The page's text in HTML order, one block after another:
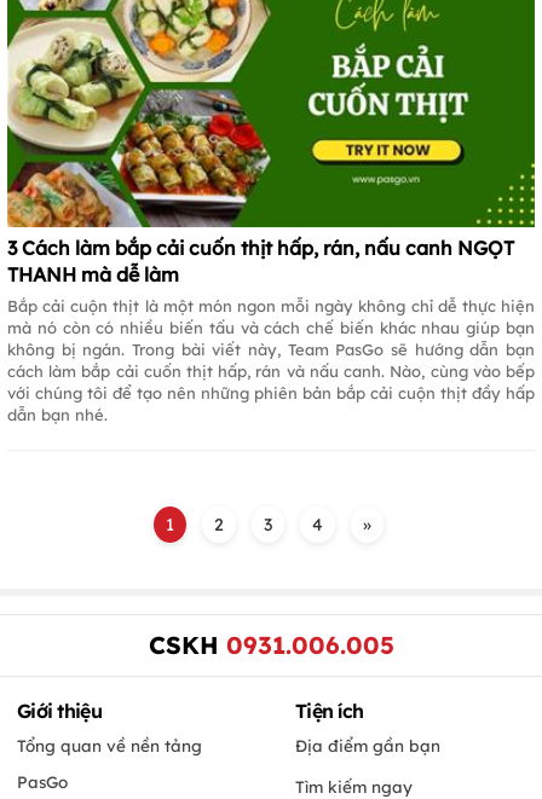
3 Cách làm bắp cải cuốn thịt hấp, rán, nấu canh NGỌT
THANH mà dễ làm
Bắp cải cuộn thịt là một món ngon mỗi ngày không chỉ dễ thực hiện
mà nó còn có nhiều biến tấu và cách chế biến khác nhau giúp bạn
không bị ngán. Trong bài viết này, Team PasGo sẽ hướng dẫn bạn
cách làm bắp cải cuốn thịt hấp, rán và nấu canh. Nào, cùng vào bếp
với chúng tôi để tạo nên những phiên bản bắp cải cuộn thịt đầy hấp
dẫn bạn nhé.
1 2 3 4 »
CSKH 0931.006.005
Giới thiệu
Tổng quan về nền tảng
PasGo
Tiện ích
Địa điểm gần bạn
Tìm kiếm ngay